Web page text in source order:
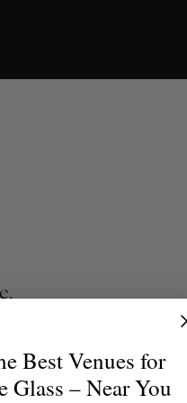
bicchiere di
e la scoperta
perfetto
Best Venues for
Glass – Near You